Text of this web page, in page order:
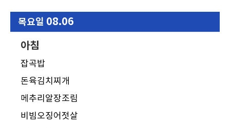
목요일 08.06
아침
잡곡밥
돈육김치찌개
메추리알장조림
비빔오징어젓살